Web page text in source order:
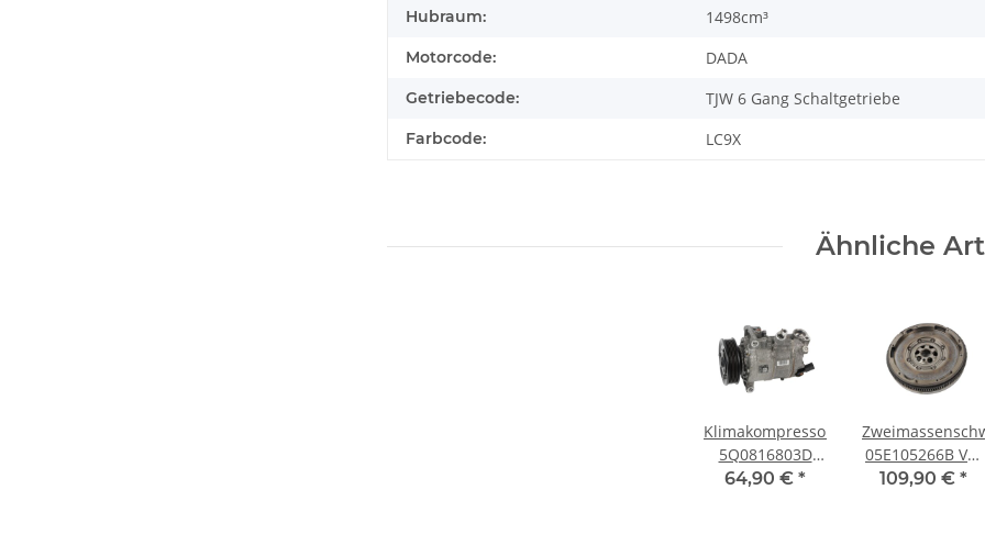
Hubraum: 1498cm³
Motorcode: DADA
Getriebecode: TJW 6 Gang Schaltgetriebe
Farbcode: LC9X
Ähnliche
Klimakompressor
5Q0816803D
Seat Ibiza 6F
64,90 € *
05E105266B VW
Golf 7 Skoda
109,90 € *